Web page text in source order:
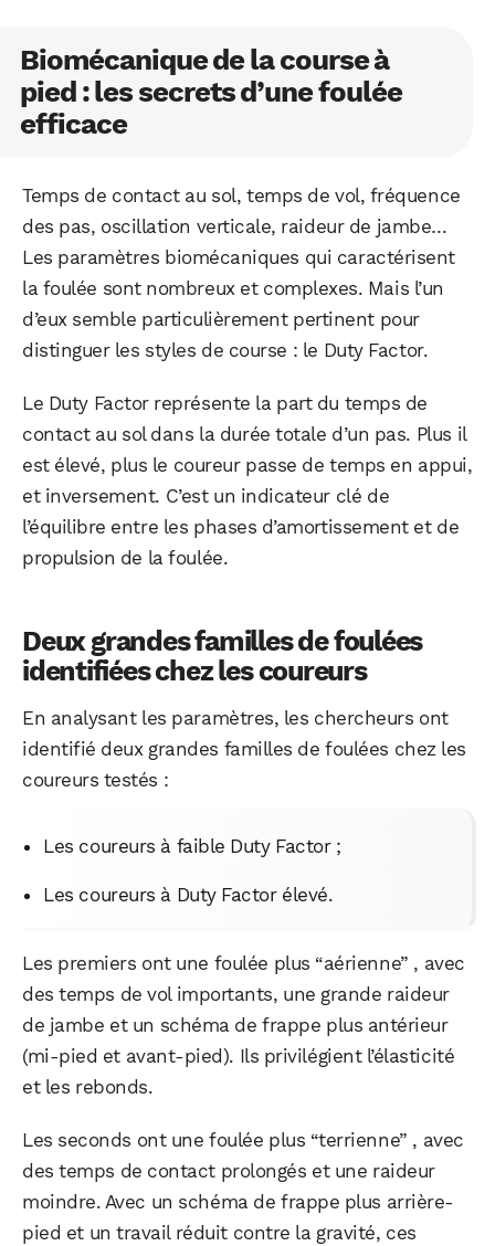
Biomécanique de la course à
pied : les secrets d’une foulée
efficace
Temps de contact au sol, temps de vol, fréquence
des pas, oscillation verticale, raideur de jambe…
Les paramètres biomécaniques qui caractérisent
la foulée sont nombreux et complexes. Mais l’un
d’eux semble particulièrement pertinent pour
distinguer les styles de course : le Duty Factor.
Le Duty Factor représente la part du temps de
contact au sol dans la durée totale d’un pas. Plus il
est élevé, plus le coureur passe de temps en appui,
et inversement. C’est un indicateur clé de
l’équilibre entre les phases d’amortissement et de
propulsion de la foulée.
Deux grandes familles de foulées
identifiées chez les coureurs
En analysant les paramètres, les chercheurs ont
identifié deux grandes familles de foulées chez les
coureurs testés :
Les coureurs à faible Duty Factor ;
Les coureurs à Duty Factor élevé.
Les premiers ont une foulée plus “aérienne” , avec
des temps de vol importants, une grande raideur
de jambe et un schéma de frappe plus antérieur
(mi-pied et avant-pied). Ils privilégient l’élasticité
et les rebonds.
Les seconds ont une foulée plus “terrienne” , avec
des temps de contact prolongés et une raideur
moindre. Avec un schéma de frappe plus arrière-
pied et un travail réduit contre la gravité, ces
Facebook X LinkedIn